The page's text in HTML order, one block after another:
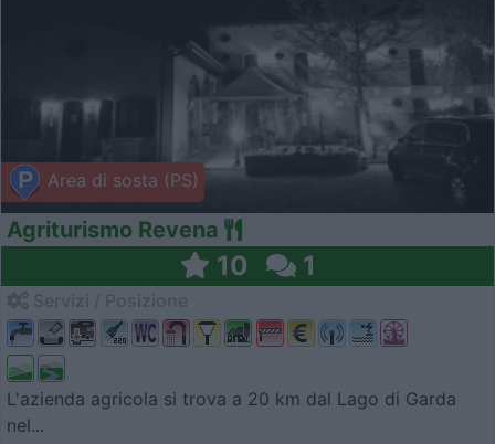
Area di sosta (PS)
Agriturismo Revena
10 1
L'azienda agricola si trova a 20 km dal Lago di Garda
nel...